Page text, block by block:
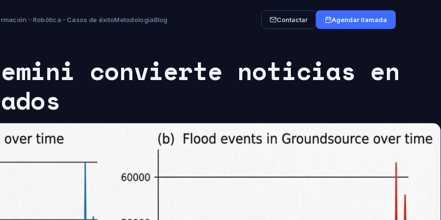
Robótica Casos de éxitoMetodologíaBlog Contactar Agendar llamada
convierte noticias en